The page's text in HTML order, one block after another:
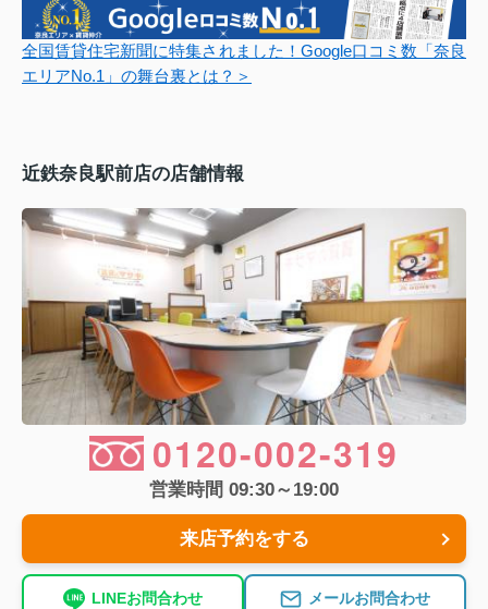
全国賃貸住宅新聞に特集されました！Google口コミ数「奈良
エリアNo.1」の舞台裏とは？＞
近鉄奈良駅前店の店舗情報
0120-002-319
営業時間 09:30～19:00
来店予約をする
LINEお問合わせ メールお問合わせ